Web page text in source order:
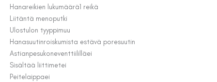
Hanareikien lukumäärä1 reikä
Liitäntä menoputki
Ulostulon tyyppimuu
Hanasuutinroiskumista estävä poresuutin
Astianpesukoneventtiililläei
Sisältää liittimetei
Peitelaippaei